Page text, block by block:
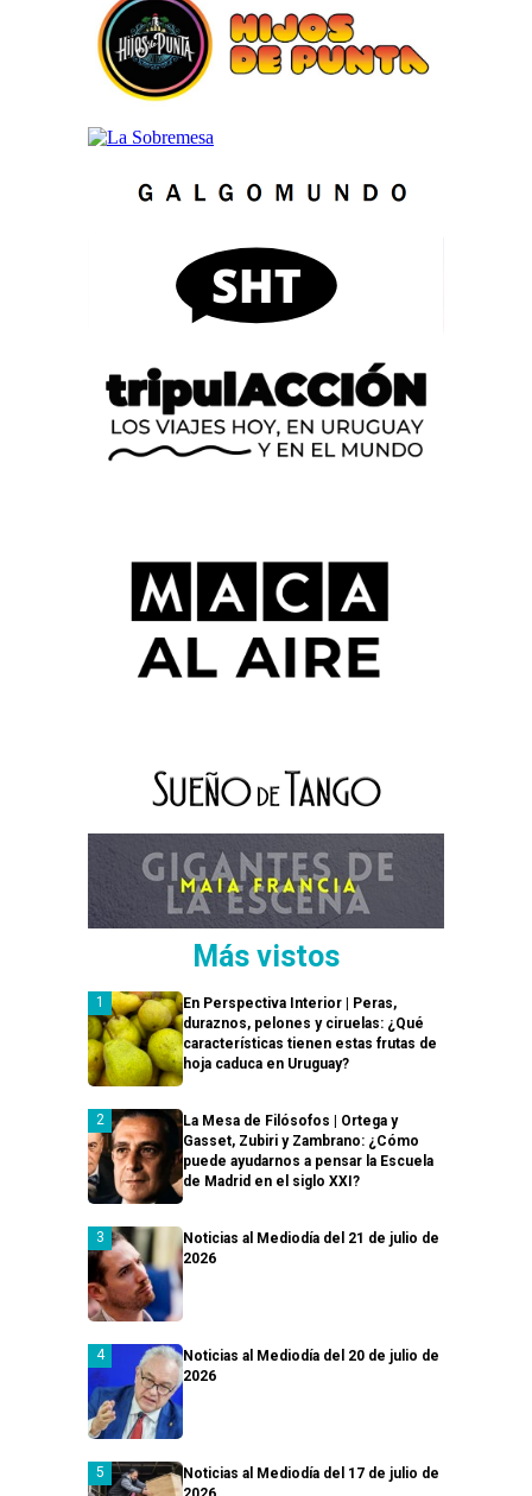
Más vistos
En Perspectiva Interior | Peras,
duraznos, pelones y ciruelas: ¿Qué
características tienen estas frutas de
hoja caduca en Uruguay?
La Mesa de Filósofos | Ortega y
Gasset, Zubiri y Zambrano: ¿Cómo
puede ayudarnos a pensar la Escuela
de Madrid en el siglo XXI?
Noticias al Mediodía del 21 de julio de
2026
Noticias al Mediodía del 20 de julio de
2026
Noticias al Mediodía del 17 de julio de